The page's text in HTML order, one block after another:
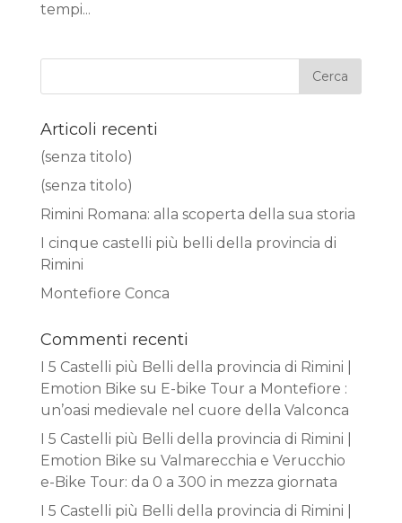
tempi...
Articoli recenti
(senza titolo)
(senza titolo)
Rimini Romana: alla scoperta della sua storia
I cinque castelli più belli della provincia di
Rimini
Montefiore Conca
Commenti recenti
I 5 Castelli più Belli della provincia di Rimini |
Emotion Bike su E-bike Tour a Montefiore :
un’oasi medievale nel cuore della Valconca
I 5 Castelli più Belli della provincia di Rimini |
Emotion Bike su Valmarecchia e Verucchio
e-Bike Tour: da 0 a 300 in mezza giornata
I 5 Castelli più Belli della provincia di Rimini |